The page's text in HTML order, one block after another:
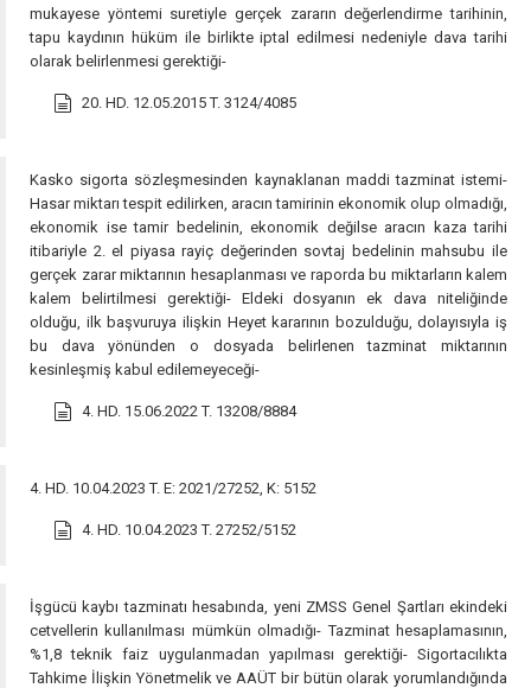
mukayese yöntemi suretiyle gerçek zararın değerlendirme tarihinin,
tapu kaydının hüküm ile birlikte iptal edilmesi nedeniyle dava tarihi
olarak belirlenmesi gerektiği-
20. HD. 12.05.2015 T. 3124/4085
Kasko sigorta sözleşmesinden kaynaklanan maddi tazminat istemi-
Hasar miktarı tespit edilirken, aracın tamirinin ekonomik olup olmadığı,
ekonomik ise tamir bedelinin, ekonomik değilse aracın kaza tarihi
itibariyle 2. el piyasa rayiç değerinden sovtaj bedelinin mahsubu ile
gerçek zarar miktarının hesaplanması ve raporda bu miktarların kalem
kalem belirtilmesi gerektiği- Eldeki dosyanın ek dava niteliğinde
olduğu, ilk başvuruya ilişkin Heyet kararının bozulduğu, dolayısıyla iş
bu dava yönünden o dosyada belirlenen tazminat miktarının
kesinleşmiş kabul edilemeyeceği-
4. HD. 15.06.2022 T. 13208/8884
4. HD. 10.04.2023 T. E: 2021/27252, K: 5152
4. HD. 10.04.2023 T. 27252/5152
İşgücü kaybı tazminatı hesabında, yeni ZMSS Genel Şartları ekindeki
cetvellerin kullanılması mümkün olmadığı- Tazminat hesaplamasının,
%1,8 teknik faiz uygulanmadan yapılması gerektiği- Sigortacılıkta
Tahkime İlişkin Yönetmelik ve AAÜT bir bütün olarak yorumlandığında